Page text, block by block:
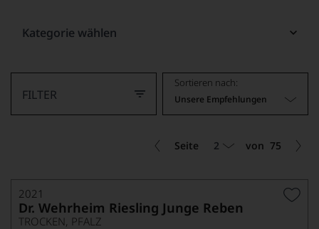
Kategorie wählen
FILTER
Sortieren nach:
Unsere Empfehlungen
Seite 2 von 75
2021
Dr. Wehrheim Riesling Junge Reben
TROCKEN, PFALZ